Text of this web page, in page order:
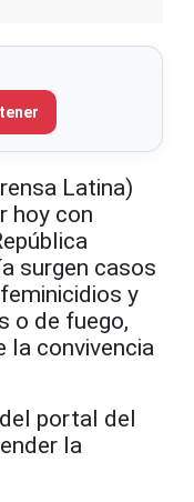
Latina)
hoy con
surgen casos
y
o de fuego,
la convivencia
portal del
la